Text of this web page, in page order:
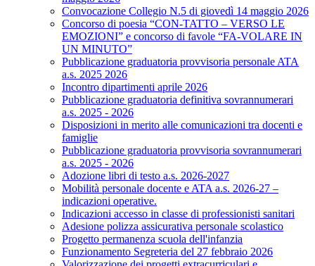
Convocazione Collegio N.5 di giovedì 14 maggio 2026
Concorso di poesia “CON-TATTO – VERSO LE
EMOZIONI” e concorso di favole “FA-VOLARE IN
UN MINUTO”
Pubblicazione graduatoria provvisoria personale ATA
a.s. 2025 2026
Incontro dipartimenti aprile 2026
Pubblicazione graduatoria definitiva sovrannumerari
a.s. 2025 - 2026
Disposizioni in merito alle comunicazioni tra docenti e
famiglie
Pubblicazione graduatoria provvisoria sovrannumerari
a.s. 2025 - 2026
Adozione libri di testo a.s. 2026-2027
Mobilità personale docente e ATA a.s. 2026-27 –
indicazioni operative.
Indicazioni accesso in classe di professionisti sanitari
Adesione polizza assicurativa personale scolastico
Progetto permanenza scuola dell'infanzia
Funzionamento Segreteria del 27 febbraio 2026